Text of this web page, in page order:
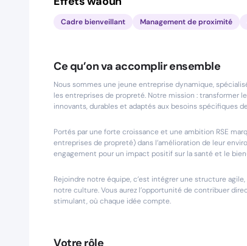
Cadre bienveillant Management de proximité
Ce qu’on va accomplir ensemble
Nous sommes une jeune entreprise dynamique,
les entreprises de propreté. Notre mission : transformer
innovants, durables et adaptés aux besoins spécifiques
Portés par une forte croissance et une ambition RSE
entreprises de propreté) dans l’amélioration de leur
engagement pour un impact positif sur la santé et le
Rejoindre notre équipe, c’est intégrer une structure
notre culture. Vous aurez l’opportunité de contribuer
stimulant, où chaque idée compte.
Votre rôle